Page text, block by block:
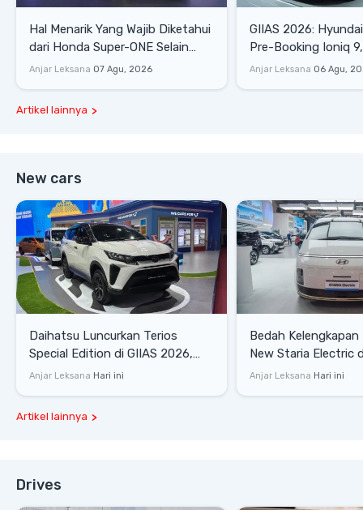
Hal Menarik Yang Wajib Diketahui
dari Honda Super-ONE Selain
Harga
Anjar Leksana 07 Agu, 2026
GIIAS 2026:
Pre-Booking Ioniq
Rp1,49 Miliar
Anjar Leksana 06 Agu,
Artikel lainnya
New cars
Daihatsu Luncurkan Terios
Special Edition di GIIAS 2026,
Stok Terbatas
Anjar Leksana Hari ini
Bedah Kelengkapan
New Staria Electric
yang Dikenalkan di
Anjar Leksana Hari ini
Artikel lainnya
Drives